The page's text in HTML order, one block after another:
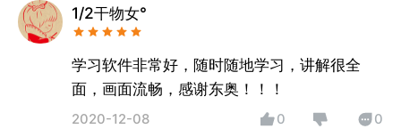
1/2干物女°
学习软件非常好，随时随地学习，讲解很全
面，画面流畅，感谢东奥！！！
2020-12-08 0 0